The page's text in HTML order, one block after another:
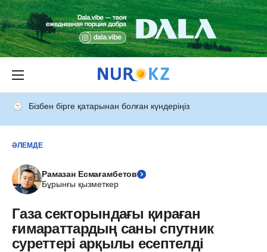
Бізбен бірге қатарынан болған күндеріңіз
ӘЛЕМДЕ
Рамазан Есмағамбетов
Бұрынғы қызметкер
Газа секторындағы қираған
ғимараттардың саны спутник
суреттері арқылы есептелді